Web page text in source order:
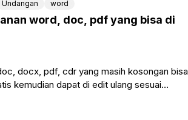
Undangan word
word, doc, pdf yang bisa di
docx, pdf, cdr yang masih kosongan bisa
kemudian dapat di edit ulang sesuai